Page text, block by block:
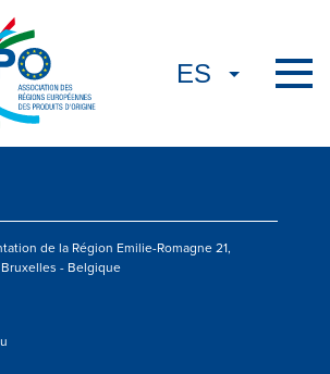
de la Région Emilie-Romagne 21,
- Belgique